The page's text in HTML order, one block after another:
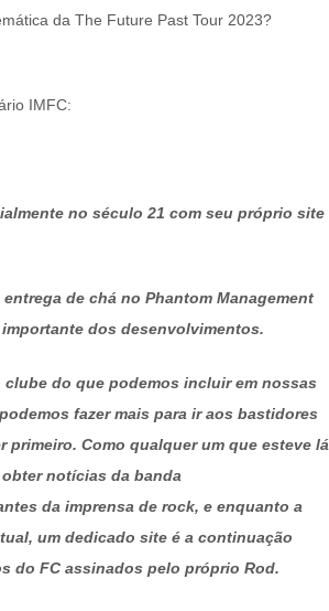
da The Future Past Tour 2023?
IMFC:
no século 21 com seu próprio site
de chá no Phantom Management
dos desenvolvimentos.
do que podemos incluir em nossas
fazer mais para ir aos bastidores
Como qualquer um que esteve lá
notícias da banda
da imprensa de rock, e enquanto a
um dedicado site é a continuação
do FC assinados pelo próprio Rod.